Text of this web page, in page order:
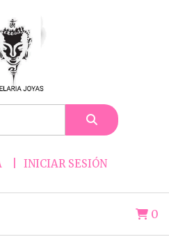
INICIAR SESIÓN
0